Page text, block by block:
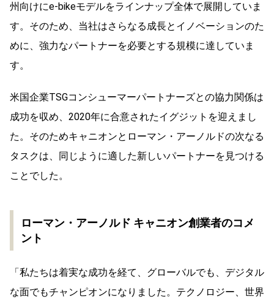
州向けにe-bikeモデルをラインナップ全体で展開していま
す。そのため、当社はさらなる成長とイノベーションのた
めに、強力なパートナーを必要とする規模に達していま
す。
米国企業TSGコンシューマーパートナーズとの協力関係は
成功を収め、2020年に合意されたイグジットを迎えまし
た。そのためキャニオンとローマン・アーノルドの次なる
タスクは、同じように適した新しいパートナーを見つける
ことでした。
ローマン・アーノルド キャニオン創業者のコメ
ント
「私たちは着実な成功を経て、グローバルでも、デジタル
な面でもチャンピオンになりました。テクノロジー、世界